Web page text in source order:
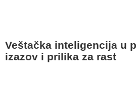
Veštačka inteligencija u
izazov i prilika za rast